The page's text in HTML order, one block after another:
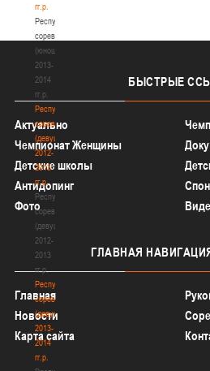
гг.р.
Республиканские
соревнования
(юноши)
2013-
2014
гг.р.
Республиканские
соревнования
(девушки)
2012-
2013
гг.р.
Республиканские
соревнования
(девушки)
2012-
2013
гг.р.
Республиканские
соревнования
(девушки)
2013-
2014
гг.р.
БЫСТРЫЕ
Актуально
Чемпионат Женщины
Детские школы
Антидопинг
Фото
ГЛАВНАЯ
Главная
Новости
Карта сайта